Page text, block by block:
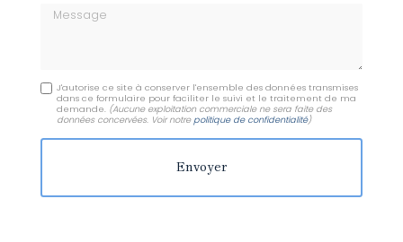
Message
J'autorise ce site à conserver l'ensemble des données transmises
dans ce formulaire pour faciliter le suivi et le traitement de ma
demande. (Aucune exploitation commerciale ne sera faite des
données concervées. Voir notrepolitique de confidentialité)